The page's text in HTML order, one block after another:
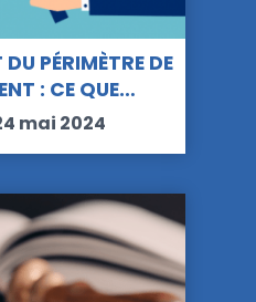
PÉRIMÈTRE DE
: CE QUE…
mai 2024